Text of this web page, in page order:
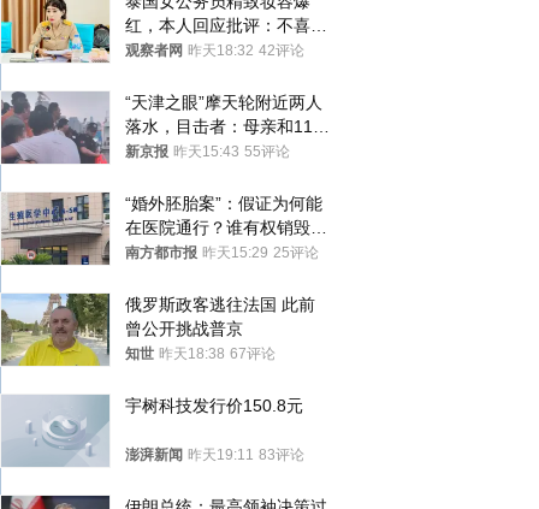
红，本人回应批评：不喜欢
就别看
观察者网 昨天18:32 42评论
“天津之眼”摩天轮附近两人
落水，目击者：母亲和11岁
儿子先后被打捞上岸
新京报 昨天15:43 55评论
“婚外胚胎案”：假证为何能
在医院通行？谁有权销毁胚
胎？
南方都市报 昨天15:29 25评论
俄罗斯政客逃往法国 此前
曾公开挑战普京
知世 昨天18:38 67评论
宇树科技发行价150.8元
澎湃新闻 昨天19:11 83评论